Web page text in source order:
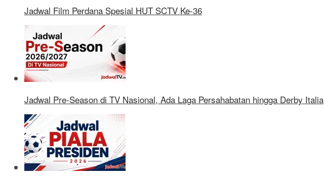
Jadwal Film Perdana Spesial HUT SCTV Ke-36
Jadwal Pre-Season di TV Nasional, Ada Laga Persahabatan hingga Derby Italia